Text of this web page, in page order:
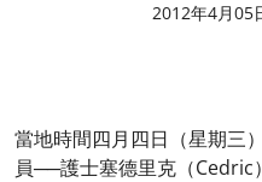
2012年4月05
當地時間四月四日（星期三
員──護士塞德里克（Cedric